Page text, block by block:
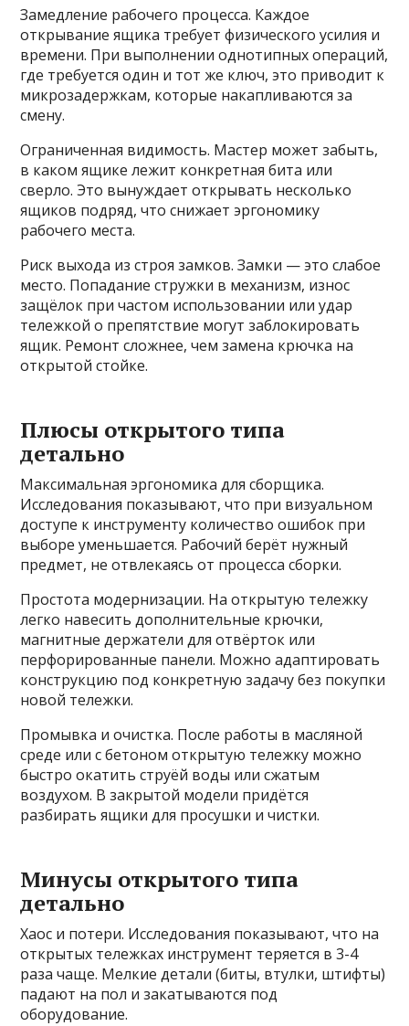
Замедление рабочего процесса. Каждое
открывание ящика требует физического усилия и
времени. При выполнении однотипных операций,
где требуется один и тот же ключ, это приводит к
микрозадержкам, которые накапливаются за
смену.
Ограниченная видимость. Мастер может забыть,
в каком ящике лежит конкретная бита или
сверло. Это вынуждает открывать несколько
ящиков подряд, что снижает эргономику
рабочего места.
Риск выхода из строя замков. Замки — это слабое
место. Попадание стружки в механизм, износ
защёлок при частом использовании или удар
тележкой о препятствие могут заблокировать
ящик. Ремонт сложнее, чем замена крючка на
открытой стойке.
Плюсы открытого типа
детально
Максимальная эргономика для сборщика.
Исследования показывают, что при визуальном
доступе к инструменту количество ошибок при
выборе уменьшается. Рабочий берёт нужный
предмет, не отвлекаясь от процесса сборки.
Простота модернизации. На открытую тележку
легко навесить дополнительные крючки,
магнитные держатели для отвёрток или
перфорированные панели. Можно адаптировать
конструкцию под конкретную задачу без покупки
новой тележки.
Промывка и очистка. После работы в масляной
среде или с бетоном открытую тележку можно
быстро окатить струёй воды или сжатым
воздухом. В закрытой модели придётся
разбирать ящики для просушки и чистки.
Минусы открытого типа
детально
Хаос и потери. Исследования показывают, что на
открытых тележках инструмент теряется в 3-4
раза чаще. Мелкие детали (биты, втулки, штифты)
падают на пол и закатываются под
оборудование.